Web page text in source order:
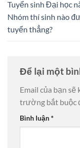
Tuyển sinh Đại học
Nhóm thí sinh nào
tuyển thẳng?
Để lại một
Email của bạn
trường bắt buộc
Bình luận*